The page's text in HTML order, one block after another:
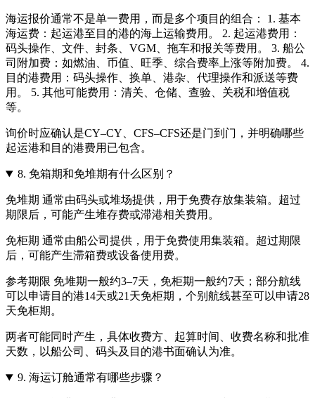
海运报价通常不是单一费用，而是多个项目的组合： 1. 基本
海运费：起运港至目的港的海上运输费用。 2. 起运港费用：
码头操作、文件、封条、VGM、拖车和报关等费用。 3. 船公
司附加费：如燃油、币值、旺季、综合费率上涨等附加费。 4.
目的港费用：码头操作、换单、港杂、代理操作和派送等费
用。 5. 其他可能费用：清关、仓储、查验、关税和增值税
等。
询价时应确认是CY–CY、CFS–CFS还是门到门，并明确哪些
起运港和目的港费用已包含。
8. 免箱期和免堆期有什么区别？
免堆期 通常由码头或堆场提供，用于免费存放集装箱。超过
期限后，可能产生堆存费或滞港相关费用。
免柜期 通常由船公司提供，用于免费使用集装箱。超过期限
后，可能产生滞箱费或设备使用费。
参考期限 免堆期一般约3–7天，免柜期一般约7天；部分航线
可以申请目的港14天或21天免柜期，个别航线甚至可以申请28
天免柜期。
两者可能同时产生，具体收费方、起算时间、收费名称和批准
天数，以船公司、码头及目的港书面确认为准。
9. 海运订舱通常有哪些步骤？